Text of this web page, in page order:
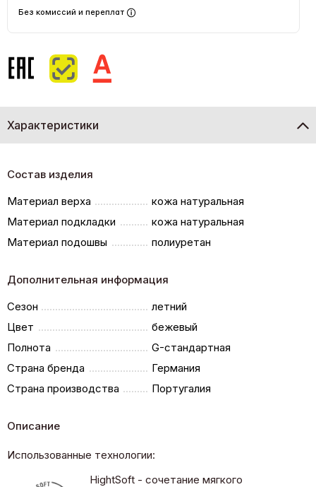
Без комиссий и переплат
Характеристики
Состав изделия
Материал верха
кожа натуральная
Материал подкладки
кожа натуральная
Материал подошвы
полиуретан
Дополнительная информация
Сезон
летний
Цвет
бежевый
Полнота
G-стандартная
Страна бренда
Германия
Страна производства
Португалия
Описание
Использованные технологии:
HightSoft - сочетание мягкого